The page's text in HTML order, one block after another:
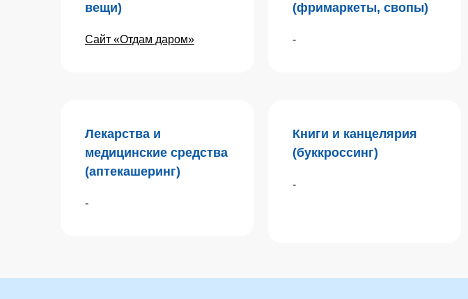
вещи)
Сайт «Отдам даром»
(фримаркеты, свопы)
-
Лекарства и
медицинские средства
(аптекашеринг)
-
Книги и канцелярия
(буккроссинг)
-